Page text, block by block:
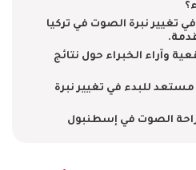
تغيير نبرة الصوت في تركيا
وآراء الخبراء حول نتائج
مستعد للبدء في تغيير نبرة
الصوت في إسطنبول